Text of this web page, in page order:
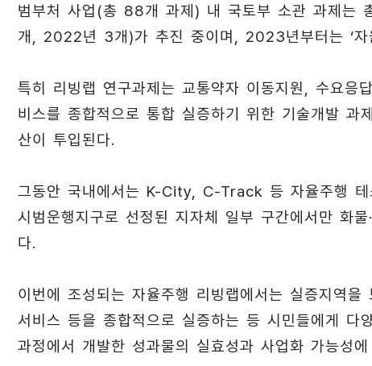
범부처 사업(총 88개 과제) 내 국토부 소관 과제
개, 2022년 3개)가 추진 중이며, 2023년부터는 ‘자
특히 리빙랩 연구과제는 교통약자 이동지원, 수요응
비스를 종합적으로 통합 실증하기 위한 기술개발
산이 투입된다.
그동안 국내에서는 K-City, C-Track 등 자율주행 테
시범운행지구로 선정된 지자체 일부 구간에서만 화
다.
이번에 조성되는 자율주행 리빙랩에서는 실증지역을
서비스 등을 종합적으로 실증하는 등 시민들에게
과정에서 개발한 성과물의 실효성과 사업화 가능성